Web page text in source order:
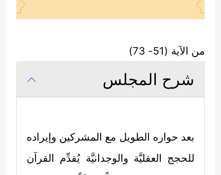
من الآية (51- 73)
شرح المجلس
بعد حواره الطويل مع المشركين وإيراده
للحجج العقليَّة والوجدانيَّة يُقدِّم القرآن